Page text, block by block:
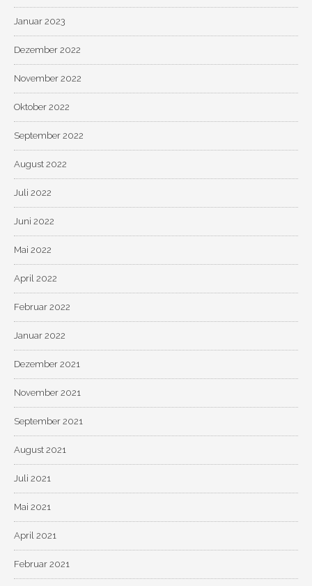
Januar 2023
Dezember 2022
November 2022
Oktober 2022
September 2022
August 2022
Juli 2022
Juni 2022
Mai 2022
April 2022
Februar 2022
Januar 2022
Dezember 2021
November 2021
September 2021
August 2021
Juli 2021
Mai 2021
April 2021
Februar 2021